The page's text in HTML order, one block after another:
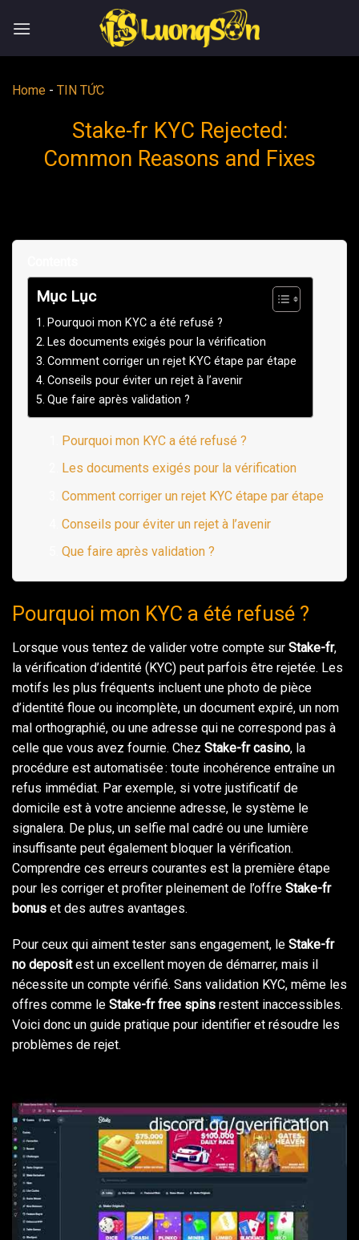
Home - TIN TỨC
Stake-fr KYC Rejected:
Common Reasons and Fixes
Mục Lục
Pourquoi mon KYC a été refusé ?
Les documents exigés pour la vérification
Comment corriger un rejet KYC étape par étape
Conseils pour éviter un rejet à l’avenir
Que faire après validation ?
Pourquoi mon KYC a été refusé ?
Les documents exigés pour la vérification
Comment corriger un rejet KYC étape par étape
Conseils pour éviter un rejet à l’avenir
Que faire après validation ?
Pourquoi mon KYC a été refusé ?
Lorsque vous tentez de valider votre compte sur Stake-fr,
la vérification d’identité (KYC) peut parfois être rejetée. Les
motifs les plus fréquents incluent une photo de pièce
d’identité floue ou incomplète, un document expiré, un nom
mal orthographié, ou une adresse qui ne correspond pas à
celle que vous avez fournie. Chez Stake-fr casino, la
procédure est automatisée : toute incohérence entraîne un
refus immédiat. Par exemple, si votre justificatif de
domicile est à votre ancienne adresse, le système le
signalera. De plus, un selfie mal cadré ou une lumière
insuffisante peut également bloquer la vérification.
Comprendre ces erreurs courantes est la première étape
pour les corriger et profiter pleinement de l’offre Stake-fr
bonus et des autres avantages.
Pour ceux qui aiment tester sans engagement, le Stake-fr
no depositest un excellent moyen de démarrer, mais il
nécessite un compte vérifié. Sans validation KYC, même les
offres comme le Stake-fr free spins restent inaccessibles.
Voici donc un guide pratique pour identifier et résoudre les
problèmes de rejet.